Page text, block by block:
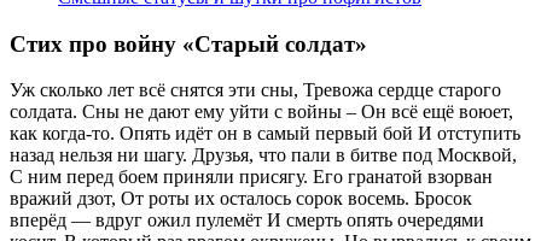
Стих про войну «Старый солдат»
Уж сколько лет всё снятся эти сны, Тревожа сердце старого
солдата. Сны не дают ему уйти с войны – Он всё ещё воюет,
как когда-то. Опять идёт он в самый первый бой И отступить
назад нельзя ни шагу. Друзья, что пали в битве под Москвой,
С ним перед боем приняли присягу. Его гранатой взорван
вражий дзот, От роты их осталось сорок восемь. Бросок
вперёд — вдруг ожил пулемёт И смерть опять очередями